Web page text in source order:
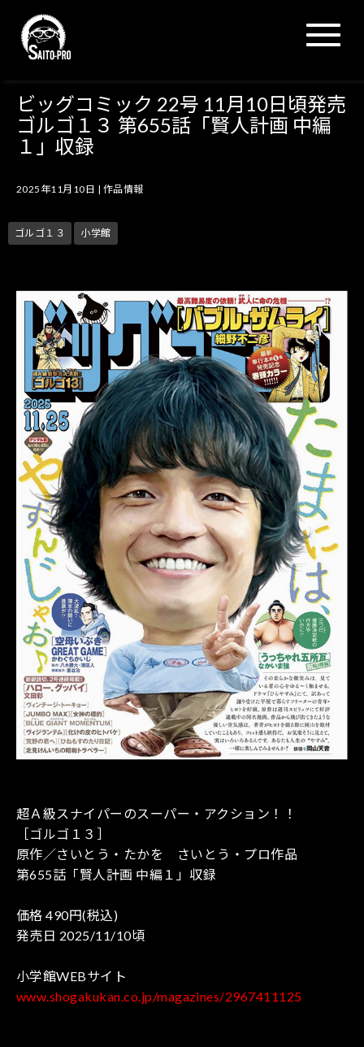
N
a
g
a
t
i
ビッグコミック 22号 11月10日頃発売
ゴルゴ１３ 第655話「賢人計画 中編
１」収録
2025年11月10日 | 作品情報
ゴルゴ１３ 小学館
超Ａ級スナイパーのスーパー・アクション！！
［ゴルゴ１３］
原作／さいとう・たかを さいとう・プロ作品
第655話「賢人計画 中編１」収録
価格 490円(税込)
発売日 2025/11/10頃
小学館WEBサイト
www.shogakukan.co.jp/magazines/2967411125